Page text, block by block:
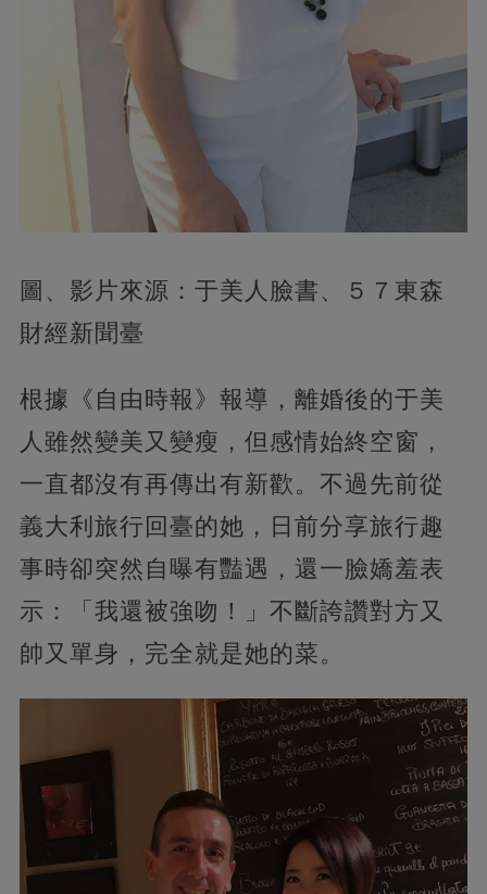
圖、影片來源：于美人臉書、５７東森
財經新聞臺
根據《自由時報》報導，離婚後的于美
人雖然變美又變瘦，但感情始終空窗，
一直都沒有再傳出有新歡。不過先前從
義大利旅行回臺的她，日前分享旅行趣
事時卻突然自曝有豔遇，還一臉嬌羞表
示：「我還被強吻！」不斷誇讚對方又
帥又單身，完全就是她的菜。